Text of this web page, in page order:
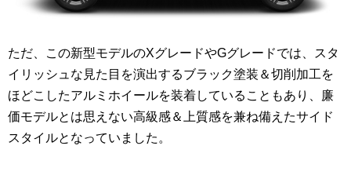
ただ、この新型モデルのXグレードやGグレードでは、スタ
イリッシュな見た目を演出するブラック塗装＆切削加工を
ほどこしたアルミホイールを装着していることもあり、廉
価モデルとは思えない高級感＆上質感を兼ね備えたサイド
スタイルとなっていました。